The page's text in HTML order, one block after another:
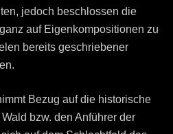
jedoch beschlossen die
auf Eigenkompositionen zu
bereits geschriebener
Bezug auf die historische
bzw. den Anführer der